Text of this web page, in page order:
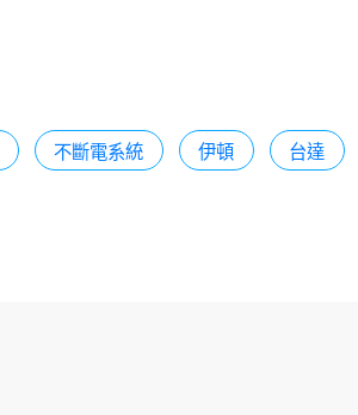
不斷電系統 伊頓 台達